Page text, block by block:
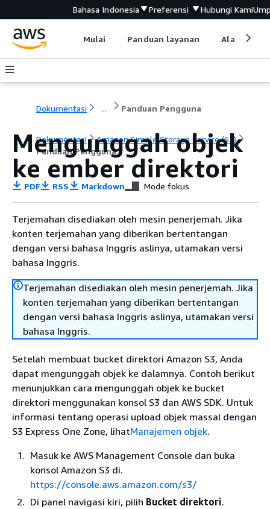
Bahasa Indonesia Preferensi Hubungi Kami
Mulai Panduan layanan Alat
Dokumentasi ... Panduan Pengguna
Dokumentasi
Amazon Simple Storage Service (S3)
Panduan Pengguna
Mengunggah objek
ke ember direktori
PDF RSS Markdown Mode fokus
Terjemahan disediakan oleh mesin penerjemah. Jika
konten terjemahan yang diberikan bertentangan
dengan versi bahasa Inggris aslinya, utamakan versi
bahasa Inggris.
Terjemahan disediakan oleh mesin penerjemah. Jika
konten terjemahan yang diberikan bertentangan
dengan versi bahasa Inggris aslinya, utamakan versi
bahasa Inggris.
Setelah membuat bucket direktori Amazon S3, Anda
dapat mengunggah objek ke dalamnya. Contoh berikut
menunjukkan cara mengunggah objek ke bucket
direktori menggunakan konsol S3 dan AWS SDK. Untuk
informasi tentang operasi upload objek massal dengan
S3 Express One Zone, lihatManajemen objek.
Masuk ke AWS Management Console dan buka
konsol Amazon S3 di.
https://console.aws.amazon.com/s3/
Di panel navigasi kiri, pilih Bucket direktori.